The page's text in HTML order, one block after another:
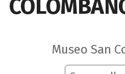
Museo San